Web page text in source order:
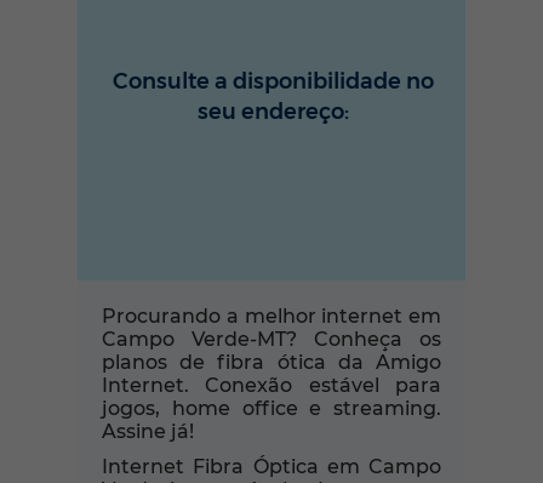
Consulte a disponibilidade no
seu endereço:
Procurando a melhor internet em
Campo Verde-MT? Conheça os
planos de fibra ótica da Amigo
Internet. Conexão estável para
jogos, home office e streaming.
Assine já!
Internet Fibra Óptica em Campo